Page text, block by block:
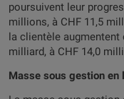
poursuivent leur
millions, à CHF 11,5
la clientèle augmentent
milliard, à CHF 14,0
Masse sous gestion en